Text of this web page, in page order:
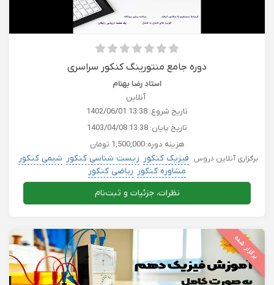
دوره جامع منتورینگ کنکور سراسری
استاد رضا بهنام
آنلاین
تاریخ شروع: 1402/06/01 13:38
تاریخ پایان: 1403/04/08 13:38
هزینه دوره:1,500,000 تومان
برگزاری آنلاین دروس فیزیک کنکور زیست شناسی کنکور شیمی کنکور
مشاوره کنکور ریاضی کنکور
نظرات، جزئیات و ثبت‌نام
برگزار شده